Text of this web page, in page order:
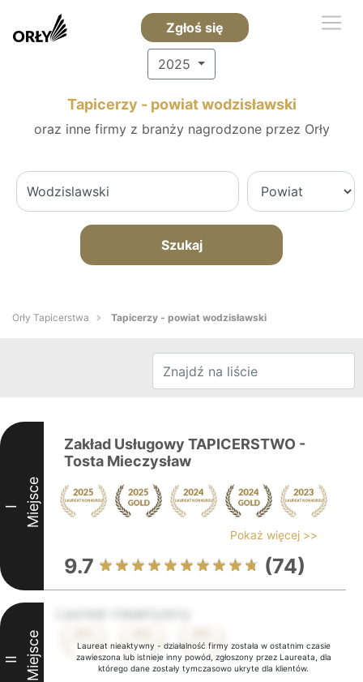
Zgłoś się
2025
Tapicerzy - powiat wodzisławski
oraz inne firmy z branży nagrodzone przez Orły
Szukaj
Orły Tapicerstwa Tapicerzy - powiat wodzisławski
I Miejsce
Zakład Usługowy TAPICERSTWO -
Tosta Mieczysław
Pokaż więcej >>
9.7 (74)
Laureat nieaktywny - działalność firmy została w ostatnim czasie
zawieszona lub istnieje inny powód, zgłoszony przez Laureata, dla
którego dane zostały tymczasowo ukryte dla klientów.
II Miejsce